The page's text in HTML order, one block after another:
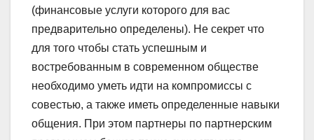
(финансовые услуги которого для вас
предварительно определены). Не секрет что
для того чтобы стать успешным и
востребованным в современном обществе
необходимо уметь идти на компромиссы с
совестью, а также иметь определенные навыки
общения. При этом партнеры по партнерским